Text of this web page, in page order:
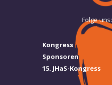
Folge uns:
Kongress
Sponsoren
15. JHaS-Kongress